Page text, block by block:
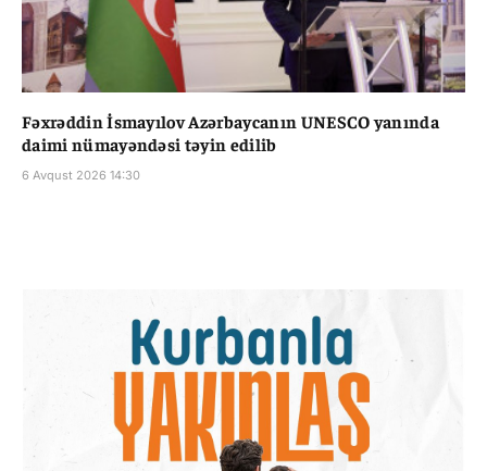
Fəxrəddin İsmayılov Azərbaycanın UNESCO yanında
daimi nümayəndəsi təyin edilib
6 Avqust 2026 14:30